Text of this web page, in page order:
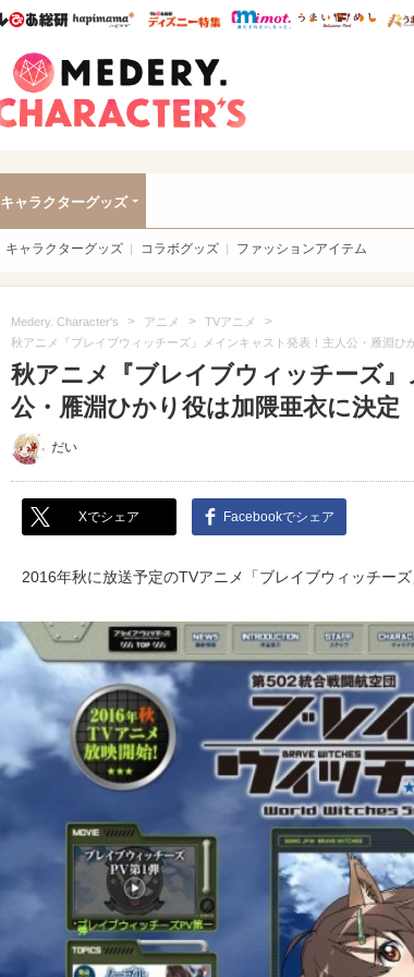
ウレぴあ総研ハピママ* ウレぴあ総研 ディズニー
mimot. う
キャラクターグッズ
キャラクターグッズ コラボグッズ ファッションアイテム
Medery. Character's > アニメ > TVアニメ >
秋アニメ『ブレイブウィッチーズ』メインキャスト発表！主人公・雁淵ひ
秋アニメ『ブレイブウィッチーズ
公・雁淵ひかり役は加隈亜衣に決定
だい
Xでシェア Facebookでシェア
2016年秋に放送予定のTVアニメ「ブレイブウィッチー